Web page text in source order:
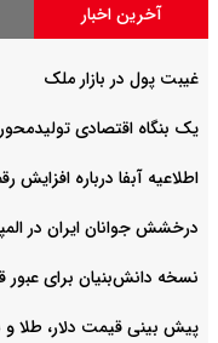
آخرین اخبار
غیبت پول در بازار ملک
یک بنگاه اقتصادی
اطلاعیه آبفا درباره
درخشش جوانان ایران در
نسخه دانش‌بنیان برای عبور